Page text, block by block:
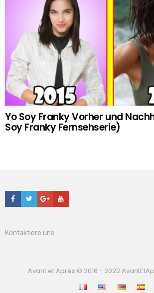
Yo Soy Franky Vorher und
Soy Franky Fernsehserie)
Facebook
TwitterGoogle+Youtube
Kontaktiere uns
Avant et Après © 2016 - 2022